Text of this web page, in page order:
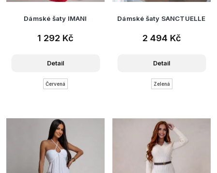
Dámské šaty IMANI
1 292 Kč
Detail
Červená
Dámské šaty SANCTUELLE
2 494 Kč
Detail
Zelená